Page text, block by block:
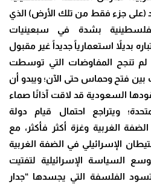
(على جزء فقط من تلك الأرض) الذي
بشدة في سبعينيات
بديلاً استعمارياً جديداً غير مقبول
لم تنجح المفاوضات التي توسطت
بين فتح وحماس حتى الآن؛ ويبدو أن
السعودية قد لاقت آذانًا صماء
ويتراجع احتمال قيام دولة
الغربية وغزة أكثر فأكثر، مع
الإسرائيلي في الضفة الغربية
السياسة الإسرائيلية لتفتيت
الفلسفة التي يجسدها “جدار